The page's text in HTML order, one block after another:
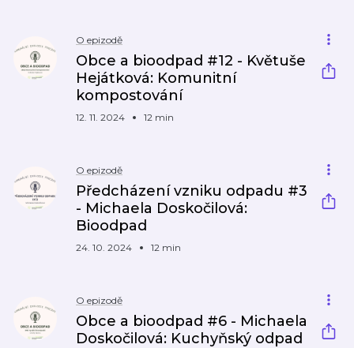
O epizodě
Obce a bioodpad #12 - Květuše
Hejátková: Komunitní
kompostování
12. 11. 2024 12 min
O epizodě
Předcházení vzniku odpadu #3
- Michaela Doskočilová:
Bioodpad
24. 10. 2024 12 min
O epizodě
Obce a bioodpad #6 - Michaela
Doskočilová: Kuchyňský odpad